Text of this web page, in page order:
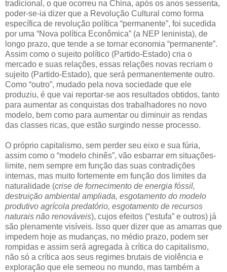
tradicional, o que ocorreu na China, após os anos sessenta,
poder-se-ia dizer que a Revolução Cultural como forma
específica de revolução política “permanente”, foi sucedida
por uma “Nova política Econômica” (a NEP leninista), de
longo prazo, que tende a se tornar economia “permanente”.
Assim como o sujeito político (Partido-Estado) cria o
mercado e suas relações, essas relações novas recriam o
sujeito (Partido-Estado), que será permanentemente outro.
Como “outro”, mudado pela nova sociedade que ele
produziu, é que vai reportar-se aos resultados obtidos, tanto
para aumentar as conquistas dos trabalhadores no novo
modelo, bem como para aumentar ou diminuir as rendas
das classes ricas, que estão surgindo nesse processo.
O próprio capitalismo, sem perder seu eixo e sua fúria,
assim como o “modelo chinês”, vão esbarrar em situações-
limite, nem sempre em função das suas contradições
internas, mas muito fortemente em função dos limites da
naturalidade (crise de fornecimento de energia fóssil,
destruição ambiental ampliada, esgotamento do modelo
produtivo agrícola predatório, esgotamento de recursos
naturais não renováveis), cujos efeitos (“estufa” e outros) já
são plenamente visíveis. Isso quer dizer que as amarras que
impedem hoje as mudanças, no médio prazo, podem ser
rompidas e assim será agregada à crítica do capitalismo,
não só a crítica aos seus regimes brutais de violência e
exploração que ele semeou no mundo, mas também a